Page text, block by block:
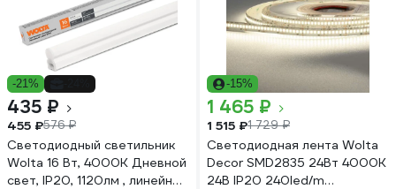
-21%
435 ₽
455 ₽576 ₽
Светодиодный светильник
Wolta 16 Вт, 4000К Дневной
свет, IP20, 1120лм , линейный
-15%
1 465 ₽
1 515 ₽1 729 ₽
Светодиодная лента Wolta
Decor SMD2835 24Вт 4000К
24В IP20 240led/m